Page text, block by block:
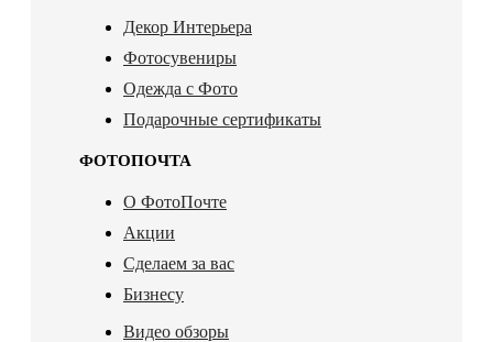
Декор Интерьера
Фотосувениры
Одежда с Фото
Подарочные сертификаты
ФОТОПОЧТА
О ФотоПочте
Акции
Сделаем за вас
Бизнесу
Видео обзоры